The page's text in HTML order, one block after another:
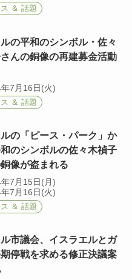
＆ 話題
の平和のシンボル・佐々
んの銅像の再建募金活動
7月16日(火)
＆ 話題
の「ピース・パーク」か
のシンボルの佐々木禎子
像が盗まれる
7月15日(月)
7月16日(火)
＆ 話題
市議会、イスラエルとガ
停戦を求める修正決議案